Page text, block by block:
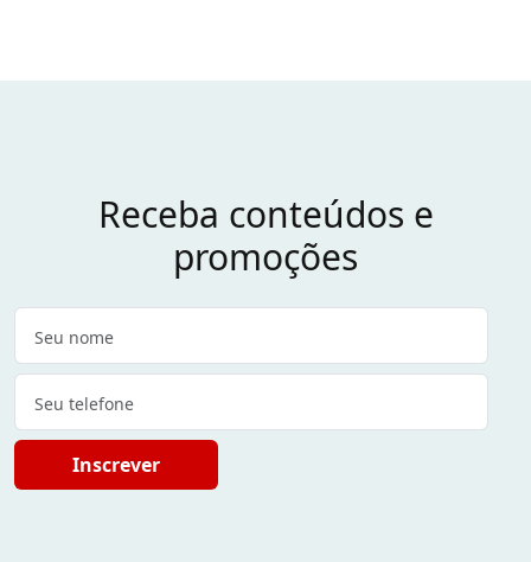
Receba conteúdos e
promoções
Inscrever